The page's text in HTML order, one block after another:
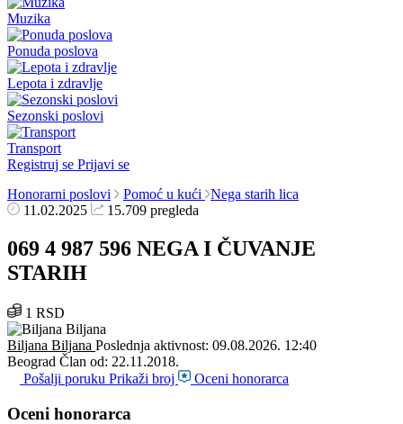
Muzika
Ponuda poslova
Lepota i zdravlje
Sezonski poslovi
Transport
Registruj se Prijavi se
Honorarni poslovi
Pomoć u kući
Nega starih lica
11.02.2025
15.709 pregleda
069 4 987 596 NEGA I ČUVANJE
STARIH
1 RSD
Biljana Biljana Poslednja aktivnost: 09.08.2026. 12:40
Beograd Član od: 22.11.2018.
Pošalji poruku Prikaži broj Oceni honorarca
Oceni honorarca